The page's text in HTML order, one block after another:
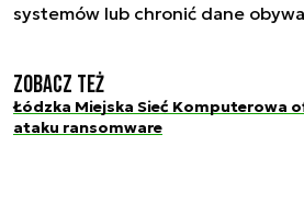
systemów lub chronić dane
Zobacz też
Łódzka Miejska Sieć Komputerowa
ataku ransomware